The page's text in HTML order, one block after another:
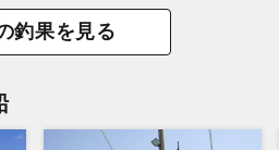
釣果を見る